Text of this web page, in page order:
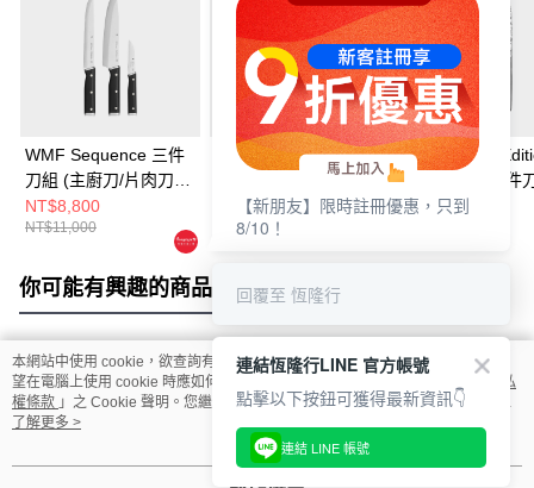
WMF Sequence 三件
刀組 (主廚刀/片肉刀/
蔬果刀)
NT$8,800
NT$11,000
WMF Ultimate 片肉刀
NT$17,800
NT$22,000
WMF Chef's
Damasteel 三件
(主廚刀/片肉刀/
NT$58,800
你可能有興趣的商品 全站排行
熱門標籤
本網站中使用 cookie，欲查詢有關本網站使用 cookie 方式之詳情，及若您不希
望在電腦上使用 cookie 時應如何變更電腦的 cookie 設定，請參閱本網站「
隱私
權條款 」之 Cookie 聲明。您繼續使用本網站即表示您同意本公司得按本網站使
用條款之 Cookie 聲明使用 cookie。
了解更多 >
【新朋友】限時註冊優惠，只到
8/10！
回覆至 恆隆行
連結恆隆行LINE 官方帳號
點擊以下按鈕可獲得最新資訊👇
連結 LINE 帳號